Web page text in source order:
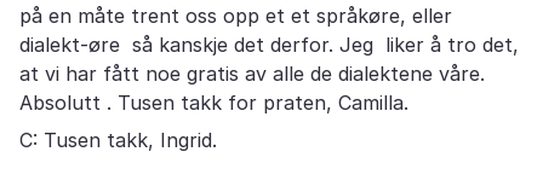
på en måte trent oss opp et et språkøre, eller
dialekt-øre så kanskje det derfor. Jeg liker å tro det,
at vi har fått noe gratis av alle de dialektene våre.
Absolutt . Tusen takk for praten, Camilla.
C: Tusen takk, Ingrid.